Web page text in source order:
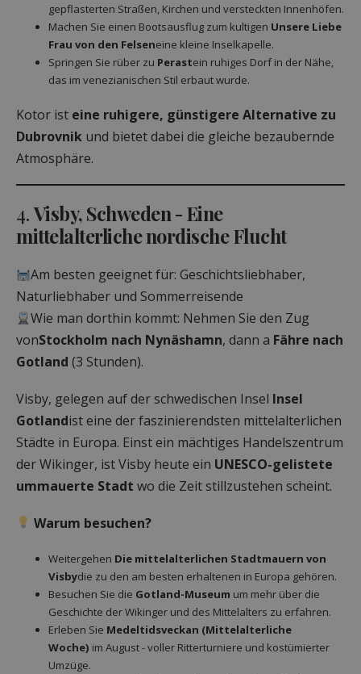
gepflasterten Straßen, Kirchen und versteckten Innenhöfen.
Machen Sie einen Bootsausflug zum kultigen Unsere Liebe
Frau von den Felseneine kleine Inselkapelle.
Springen Sie rüber zu Perastein ruhiges Dorf in der Nähe,
das im venezianischen Stil erbaut wurde.
Kotor ist eine ruhigere, günstigere Alternative zu
Dubrovnik und bietet dabei die gleiche bezaubernde
Atmosphäre.
4.Visby, Schweden - Eine
mittelalterliche nordische Flucht
Am besten geeignet für: Geschichtsliebhaber,
Naturliebhaber und Sommerreisende
Wie man dorthin kommt: Nehmen Sie den Zug
vonStockholm nach Nynäshamn, dann a Fähre nach
Gotland (3 Stunden).
Visby, gelegen auf der schwedischen Insel Insel
Gotlandist eine der faszinierendsten mittelalterlichen
Städte in Europa. Einst ein mächtiges Handelszentrum
der Wikinger, ist Visby heute ein UNESCO-gelistete
ummauerte Stadt wo die Zeit stillzustehen scheint.
Warum besuchen?
Weitergehen Die mittelalterlichen Stadtmauern von
Visbydie zu den am besten erhaltenen in Europa gehören.
Besuchen Sie die Gotland-Museum um mehr über die
Geschichte der Wikinger und des Mittelalters zu erfahren.
Erleben Sie Medeltidsveckan (Mittelalterliche
Woche) im August - voller Ritterturniere und kostümierter
Umzüge.